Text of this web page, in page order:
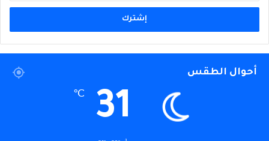
الإلكتروني
أحوال الطقس
31
℃